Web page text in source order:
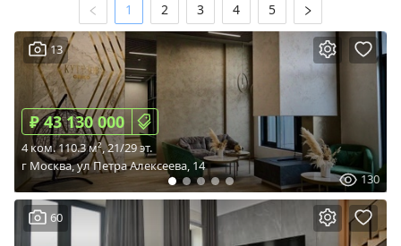
1 2 3 4 5
13
130
₽ 43 130 000
4 ком. 110.3 м², 21/29 эт.
г Москва, ул Петра Алексеева, 14
60